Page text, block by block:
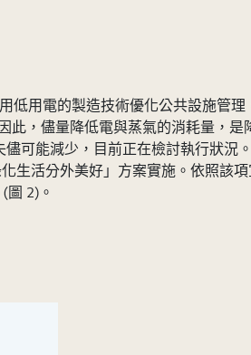
低用電的製造技術優化公共設施管
此，儘量降低電與蒸氣的消耗量，
可能減少，目前正在檢討執行狀況
生活分外美好」方案實施。依照該
圖 2)。